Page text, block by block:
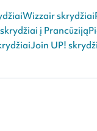
Wizzair skrydžiai
į Prancūziją
Join UP!